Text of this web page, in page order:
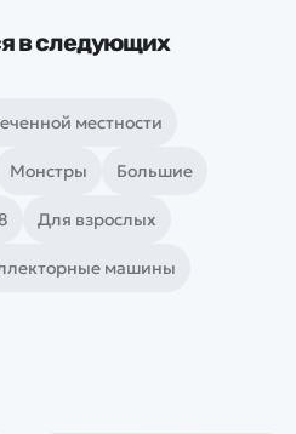
в следующих
местности
Монстры Большие
Для взрослых
машины